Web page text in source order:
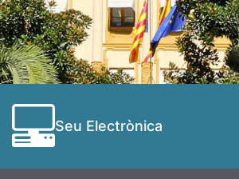
Seu Electrònica